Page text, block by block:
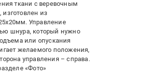
ткани с веревочным
из
Управление
шнура, который нужно
или опускания
желаемого положения,
управления – справа.
«Фото»